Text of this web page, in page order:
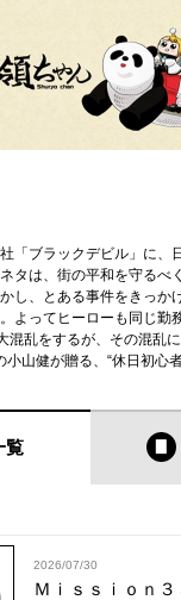
「ブラックデビル」に、
タは、街の平和を守るべ
し、とある事件をきっか
よってヒーローも同じ勤
混乱をするが、その混乱
山健が贈る、“休日初心
覧
2026/07/30
Ｍｉｓｓｉｏｎ